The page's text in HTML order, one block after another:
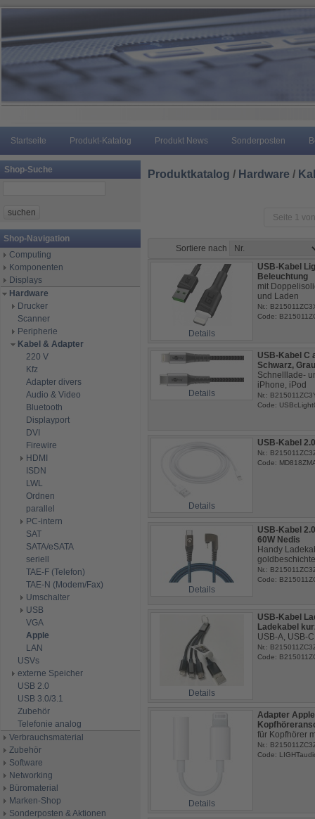
Startseite Produkt-Katalog Produkt News Sonderposten
Shop-Suche
Shop-Navigation
Computing
Komponenten
Displays
Hardware
Drucker
Scanner
Peripherie
Kabel & Adapter
220 V
Kfz
Adapter divers
Audio & Video
Bluetooth
Displayport
DVI
Firewire
HDMI
ISDN
LWL
Ordnen
parallel
PC-intern
SAT
SATA/eSATA
seriell
TAE-F (Telefon)
TAE-N (Modem/Fax)
Umschalter
USB
VGA
Apple
LAN
USVs
externe Speicher
USB 2.0
USB 3.0/3.1
Zubehör
Telefonie analog
Verbrauchsmaterial
Zubehör
Software
Networking
Büromaterial
Marken-Shop
Sonderposten & Aktionen
Produktkatalog / Hardware /
Seite 1
Sortiere nach
Details
USB-Kabel
Beleuchtung
mit
und Laden
Nr.:
Code:
Details
USB-Kabel C
Schwarz, Grau
Schnelllade-
iPhone, iPod
Nr.:
Code:
Details
USB-Kabel
Nr.:
Code:
Details
USB-Kabel
60W Nedis
Handy
Nr.:
Code:
Details
USB-Kabel
Ladekabel
USB-A, USB-
Nr.:
Code:
Details
Adapter
für Kopfhörer
Nr.:
Code: